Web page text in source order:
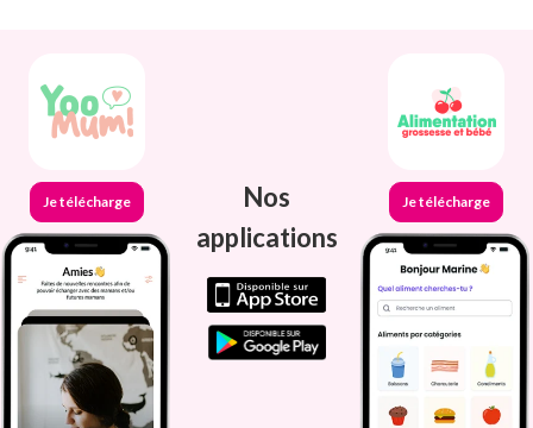
Je télécharge
Nos
applications
Je télécharge